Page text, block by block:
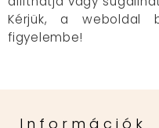
Kérjük, a weboldal
figyelembe!
Információk